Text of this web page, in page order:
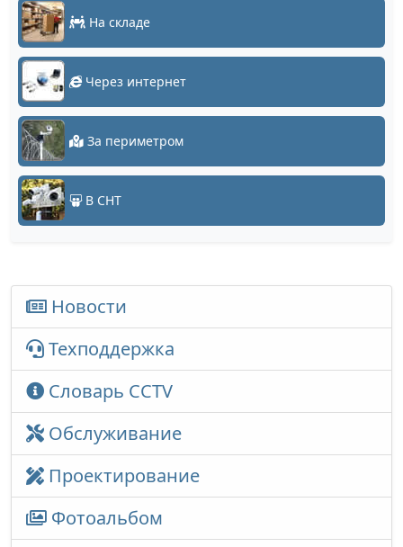
На складе
Через интернет
За периметром
В СНТ
Новости
Техподдержка
Словарь CCTV
Обслуживание
Проектирование
Фотоальбом